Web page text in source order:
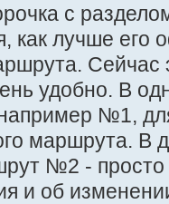
с
как лучше его
Сейчас
удобно. В
№1,
маршрута. В
№2 - просто
и об